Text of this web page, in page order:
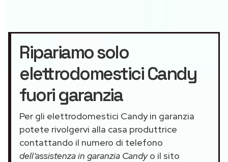
Ripariamo solo
elettrodomestici Candy
fuori garanzia
Per gli elettrodomestici Candy in garanzia
potete rivolgervi alla casa produttrice
contattando il numero di telefono
dell’assistenza in garanzia Candyo il sito